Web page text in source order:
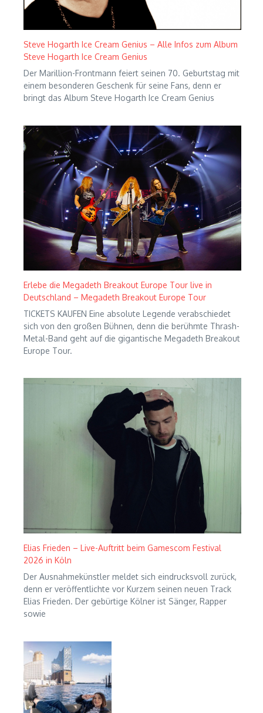
Steve Hogarth Ice Cream Genius – Alle Infos zum Album
Steve Hogarth Ice Cream Genius
Der Marillion-Frontmann feiert seinen 70. Geburtstag mit
einem besonderen Geschenk für seine Fans, denn er
bringt das Album Steve Hogarth Ice Cream Genius
Erlebe die Megadeth Breakout Europe Tour live in
Deutschland – Megadeth Breakout Europe Tour
TICKETS KAUFEN Eine absolute Legende verabschiedet
sich von den großen Bühnen, denn die berühmte Thrash-
Metal-Band geht auf die gigantische Megadeth Breakout
Europe Tour.
Elias Frieden – Live-Auftritt beim Gamescom Festival
2026 in Köln
Der Ausnahmekünstler meldet sich eindrucksvoll zurück,
denn er veröffentlichte vor Kurzem seinen neuen Track
Elias Frieden. Der gebürtige Kölner ist Sänger, Rapper
sowie